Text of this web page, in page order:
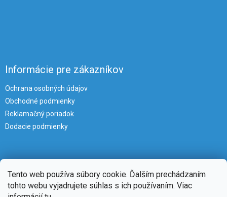
Tento web používa súbory cookie. Ďalším prechádzaním
tohto webu vyjadrujete súhlas s ich používaním. Viac
Informácie pre zákazníkov
Ochrana osobných údajov
Obchodné podmienky
Reklamačný poriadok
Dodacie podmienky